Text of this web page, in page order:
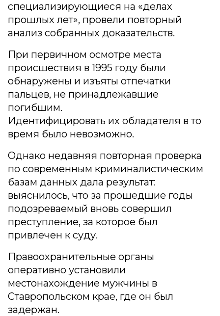
специализирующиеся на «делах
прошлых лет», провели повторный
анализ собранных доказательств.
При первичном осмотре места
происшествия в 1995 году были
обнаружены и изъяты отпечатки
пальцев, не принадлежавшие
погибшим.
Идентифицировать их обладателя в то
время было невозможно.
Однако недавняя повторная проверка
по современным криминалистическим
базам данных дала результат:
выяснилось, что за прошедшие годы
подозреваемый вновь совершил
преступление, за которое был
привлечен к суду.
Правоохранительные органы
оперативно установили
местонахождение мужчины в
Ставропольском крае, где он был
задержан.